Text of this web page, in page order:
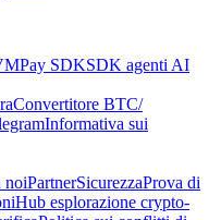
Pay SDKSDK agenti AI
Convertitore BTC/
Informativa sui
noiPartnerSicurezzaProva di
Hub esplorazione crypto-